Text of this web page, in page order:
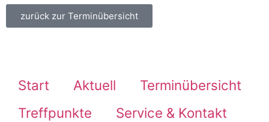
zurück zur Terminübersicht
Start Aktuell
Terminübersicht
Treffpunkte
Service & Kontakt